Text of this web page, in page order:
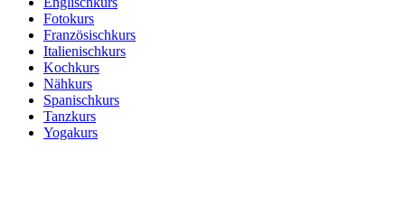
Fotokurs
Französischkurs
Italienischkurs
Kochkurs
Nähkurs
Spanischkurs
Tanzkurs
Yogakurs